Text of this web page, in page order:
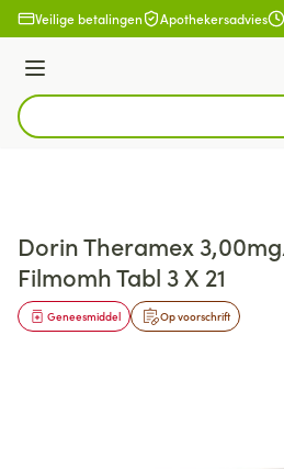
Ga naar de inhoud
Veilige betalingen Apothekersadvies
Menu
Product, merk, categorie...
Dorin Theramex
Filmomh Tabl 3 X 21
Op voorschrift
Geneesmiddel